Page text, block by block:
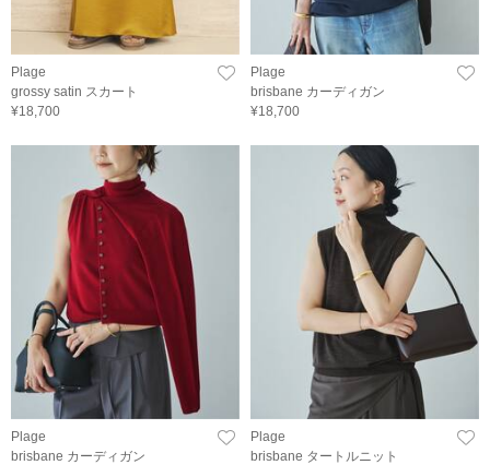
Plage
grossy satin スカート
¥18,700
Plage
brisbane カーディガン
¥18,700
Plage
brisbane カーディガン
Plage
brisbane タートルニット